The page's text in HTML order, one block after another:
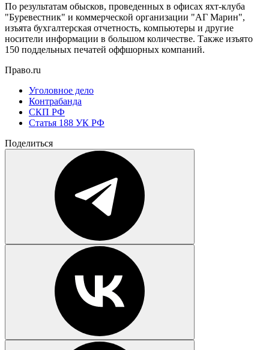
По результатам обысков, проведенных в офисах яхт-клуба
"Буревестник" и коммерческой организации "AГ Марин",
изъята бухгалтерская отчетность, компьютеры и другие
носители информации в большом количестве. Также изъято
150 поддельных печатей оффшорных компаний.
Право.ru
Уголовное дело
Контрабанда
СКП РФ
Статья 188 УК РФ
Поделиться